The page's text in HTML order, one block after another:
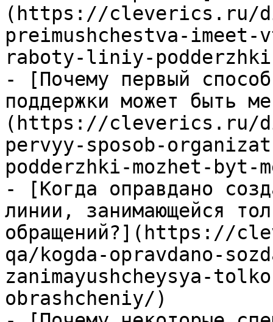
(https://cleverics.ru/
preimushchestva-
raboty-liniy-
- [Почему первый
поддержки может быть
(https://cleverics.ru/
pervyy-sposob-
podderzhki-mozhet-byt-
- [Когда оправдано
линии, занимающейся
обращений?](https://
qa/kogda-opravdano-
zanimayushcheysya-
obrashcheniy/)